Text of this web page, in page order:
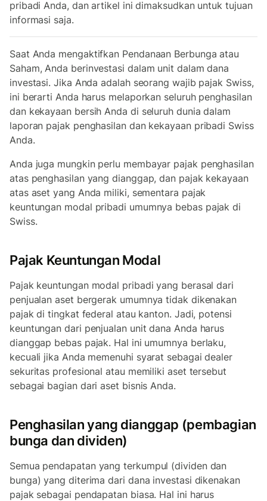
pribadi Anda, dan artikel ini dimaksudkan untuk tujuan
informasi saja.
Saat Anda mengaktifkan Pendanaan Berbunga atau
Saham, Anda berinvestasi dalam unit dalam dana
investasi. Jika Anda adalah seorang wajib pajak Swiss,
ini berarti Anda harus melaporkan seluruh penghasilan
dan kekayaan bersih Anda di seluruh dunia dalam
laporan pajak penghasilan dan kekayaan pribadi Swiss
Anda.
Anda juga mungkin perlu membayar pajak penghasilan
atas penghasilan yang dianggap, dan pajak kekayaan
atas aset yang Anda miliki, sementara pajak
keuntungan modal pribadi umumnya bebas pajak di
Swiss.
Pajak Keuntungan Modal
Pajak keuntungan modal pribadi yang berasal dari
penjualan aset bergerak umumnya tidak dikenakan
pajak di tingkat federal atau kanton. Jadi, potensi
keuntungan dari penjualan unit dana Anda harus
dianggap bebas pajak. Hal ini umumnya berlaku,
kecuali jika Anda memenuhi syarat sebagai dealer
sekuritas profesional atau memiliki aset tersebut
sebagai bagian dari aset bisnis Anda.
Penghasilan yang dianggap (pembagian
bunga dan dividen)
Semua pendapatan yang terkumpul (dividen dan
bunga) yang diterima dari dana investasi dikenakan
pajak sebagai pendapatan biasa. Hal ini harus